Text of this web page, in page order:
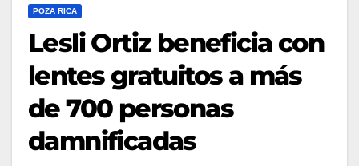
POZA RICA
Lesli Ortiz beneficia con
lentes gratuitos a más
de 700 personas
damnificadas